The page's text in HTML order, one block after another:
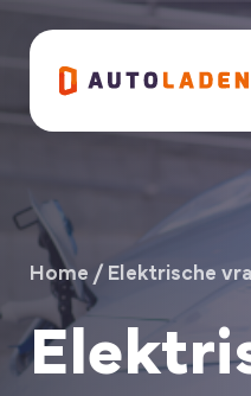
Home / Elektrische